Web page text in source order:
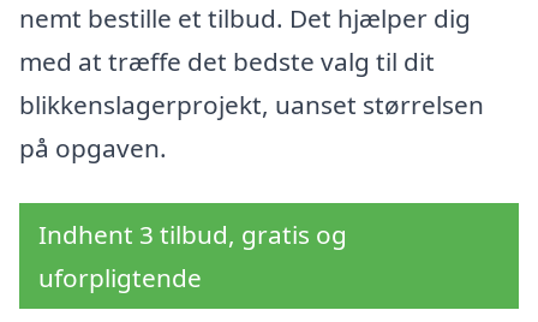
nemt bestille et tilbud. Det hjælper dig
med at træffe det bedste valg til dit
blikkenslagerprojekt, uanset størrelsen
på opgaven.
Indhent 3 tilbud, gratis og
uforpligtende